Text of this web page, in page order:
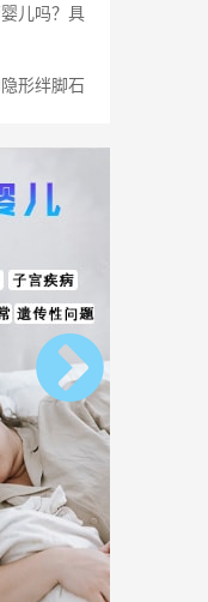
儿吗？具
形绊脚石